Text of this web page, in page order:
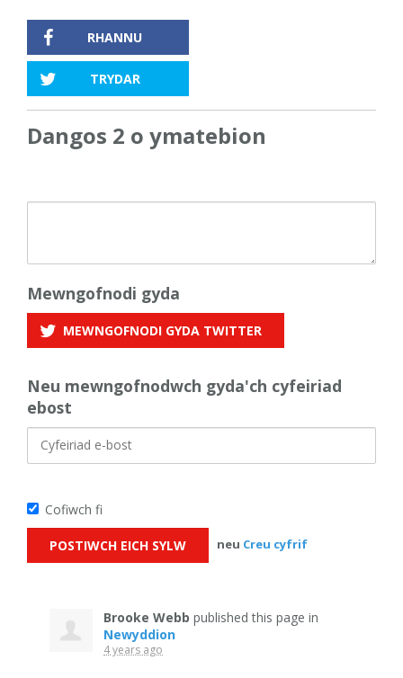
RHANNU
TRYDAR
Dangos 2 o ymatebion
Mewngofnodi gyda
MEWNGOFNODI GYDA TWITTER
Neu mewngofnodwch gyda'ch cyfeiriad
ebost
Cofiwch fi
neu Creu cyfrif
Brooke Webb published this page in
Newyddion
4 years ago